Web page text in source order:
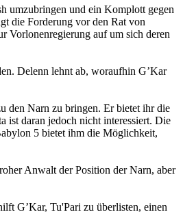
umzubringen und ein Komplott gegen
die Forderung vor den Rat von
Vorlonenregierung auf um sich deren
Delenn lehnt ab, woraufhin G’Kar
den Narn zu bringen. Er bietet ihr die
ist daran jedoch nicht interessiert. Die
5 bietet ihm die Möglichkeit,
Anwalt der Position der Narn, aber
G’Kar, Tu'Pari zu überlisten, einen